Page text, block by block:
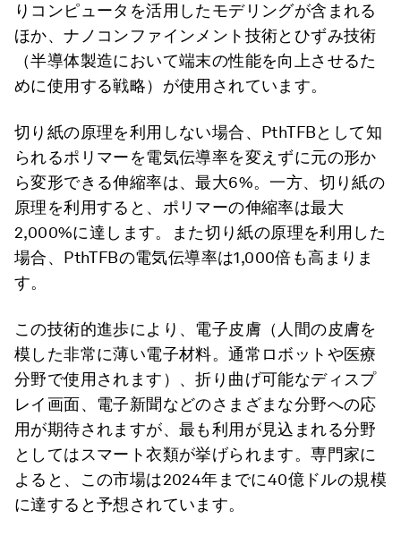
りコンピュータを活用したモデリングが含まれる
ほか、ナノコンファインメント技術とひずみ技術
（半導体製造において端末の性能を向上させるた
めに使用する戦略）が使用されています。
切り紙の原理を利用しない場合、PthTFBとして知
られるポリマーを電気伝導率を変えずに元の形か
ら変形できる伸縮率は、最大6%。一方、切り紙の
原理を利用すると、ポリマーの伸縮率は最大
2,000%に達します。また切り紙の原理を利用した
場合、PthTFBの電気伝導率は1,000倍も高まりま
す。
この技術的進歩により、電子皮膚（人間の皮膚を
模した非常に薄い電子材料。通常ロボットや医療
分野で使用されます）、折り曲げ可能なディスプ
レイ画面、電子新聞などのさまざまな分野への応
用が期待されますが、最も利用が見込まれる分野
としてはスマート衣類が挙げられます。専門家に
よると、この市場は2024年までに40億ドルの規模
に達すると予想されています。